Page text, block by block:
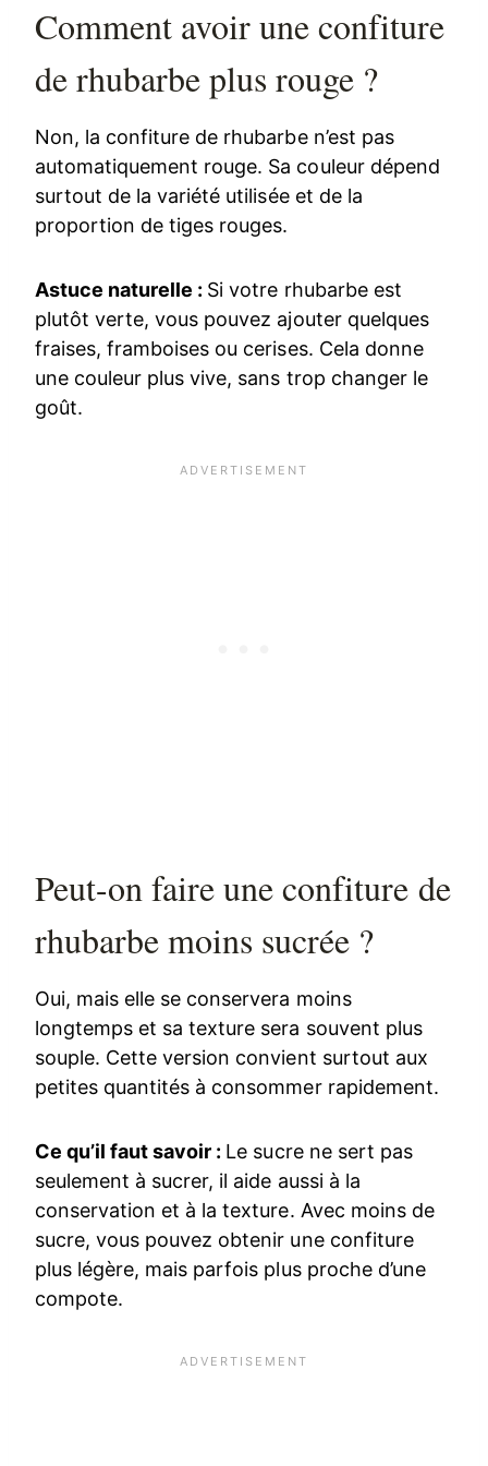
Comment avoir une confiture
de rhubarbe plus rouge ?
Non, la confiture de rhubarbe n’est pas
automatiquement rouge. Sa couleur dépend
surtout de la variété utilisée et de la
proportion de tiges rouges.
Astuce naturelle : Si votre rhubarbe est
plutôt verte, vous pouvez ajouter quelques
fraises, framboises ou cerises. Cela donne
une couleur plus vive, sans trop changer le
goût.
Peut-on faire une confiture de
rhubarbe moins sucrée ?
Oui, mais elle se conservera moins
longtemps et sa texture sera souvent plus
souple. Cette version convient surtout aux
petites quantités à consommer rapidement.
Ce qu’il faut savoir : Le sucre ne sert pas
seulement à sucrer, il aide aussi à la
conservation et à la texture. Avec moins de
sucre, vous pouvez obtenir une confiture
plus légère, mais parfois plus proche d’une
compote.